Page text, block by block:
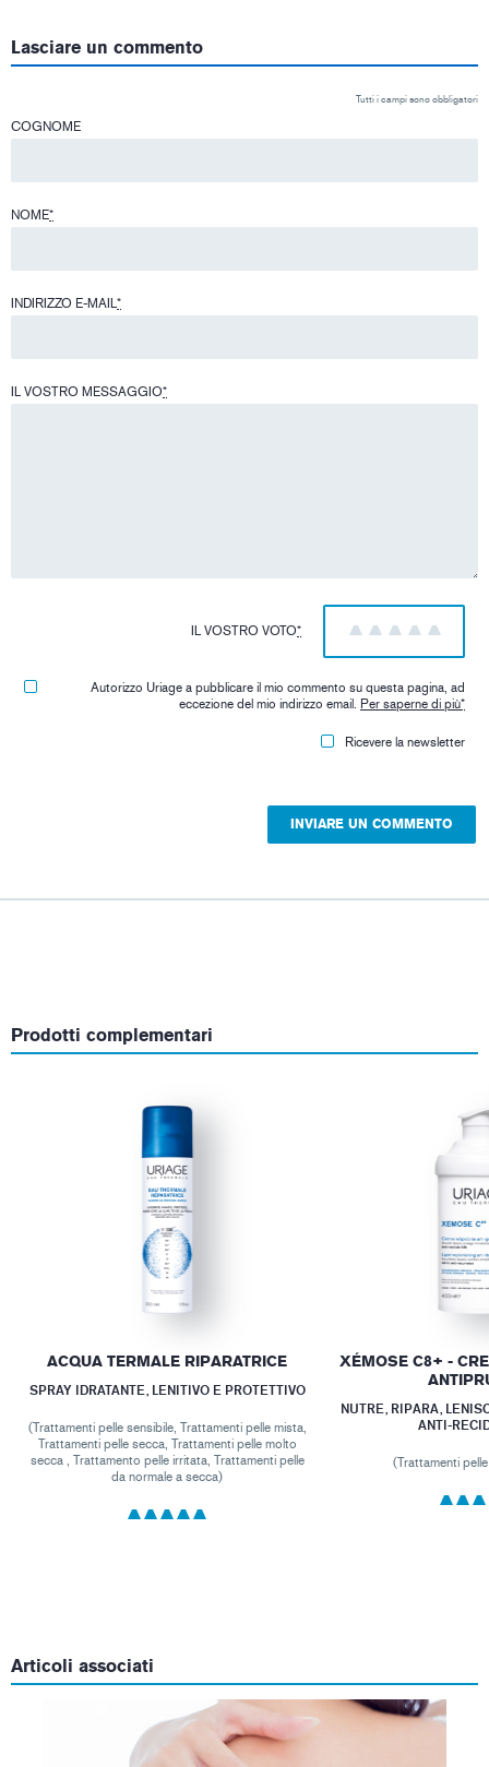
Lasciare un commento
Tutti i campi sono obbligatori
COGNOME
NOME*
INDIRIZZO E-MAIL *
IL VOSTRO MESSAGGIO*
IL VOSTRO VOTO* 5
4
3
2
1
Autorizzo Uriage a pubblicare il mio commento su questa pagina, ad
eccezione del mio indirizzo email. Per saperne di più*
Ricevere la newsletter
Prodotti complementari
ACQUA TERMALE RIPARATRICE
SPRAY IDRATANTE, LENITIVO E PROTETTIVO
(Trattamenti pelle sensibile, Trattamenti pelle mista,
Trattamenti pelle secca, Trattamenti pelle molto
secca , Trattamento pelle irritata, Trattamenti pelle
da normale a secca)
XÉMOSE C8+ -
NUTRE, RIPARA,
ANTI-
(Trattamenti
Articoli associati